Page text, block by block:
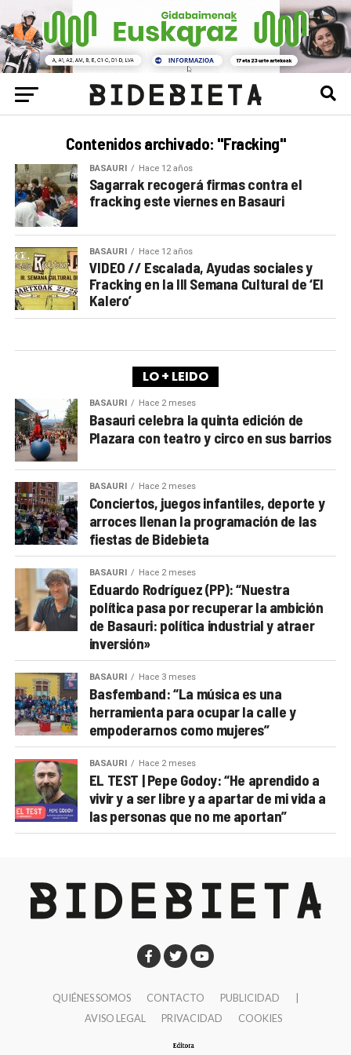
Contenidos archivado: "Fracking"
BASAURI Hace 12 años
Sagarrak recogerá firmas contra el
fracking este viernes en Basauri
BASAURI Hace 12 años
VIDEO // Escalada, Ayudas sociales y
Fracking en la III Semana Cultural de ‘El
Kalero’
LO + LEIDO
BASAURI Hace 2 meses
Basauri celebra la quinta edición de
Plazara con teatro y circo en sus barrios
BASAURI Hace 2 meses
Conciertos, juegos infantiles, deporte y
arroces llenan la programación de las
fiestas de Bidebieta
BASAURI Hace 2 meses
Eduardo Rodríguez (PP): “Nuestra
política pasa por recuperar la ambición
de Basauri: política industrial y atraer
inversión»
BASAURI Hace 3 meses
Basfemband: “La música es una
herramienta para ocupar la calle y
empoderarnos como mujeres”
BASAURI Hace 2 meses
EL TEST | Pepe Godoy: “He aprendido a
vivir y a ser libre y a apartar de mi vida a
las personas que no me aportan”
QUIÉNES SOMOS CONTACTO PUBLICIDAD
AVISO LEGAL
PRIVACIDAD COOKIES